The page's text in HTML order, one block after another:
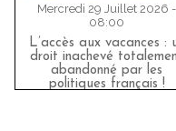
Mercredi 29 Juillet 2026 -
08:00
L’accès aux vacances :
droit inachevé
abandonné par les
politiques français !